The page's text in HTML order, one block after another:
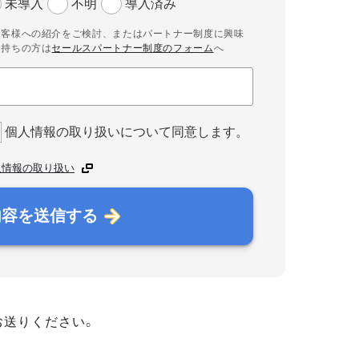
未導入 不明 導入済み
様への紹介をご検討、またはパートナー制度に興味
ちの方はセールスパートナー制度のフォームへ
個人情報の取り扱いについて同意します。
報の取り扱い
を送信する
りください。